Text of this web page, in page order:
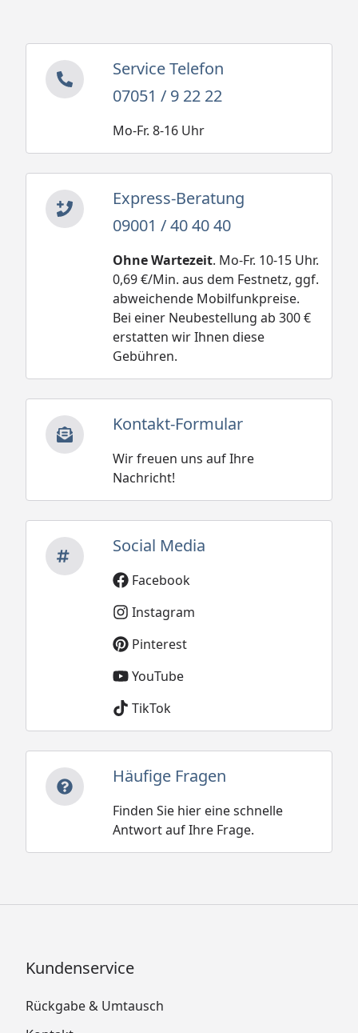
Service Telefon
07051 / 9 22 22
Mo-Fr. 8-16 Uhr
Express-Beratung
09001 / 40 40 40
Ohne Wartezeit. Mo-Fr. 10-15 Uhr.
0,69 €/Min. aus dem Festnetz, ggf.
abweichende Mobilfunkpreise.
Bei einer Neubestellung ab 300 €
erstatten wir Ihnen diese
Gebühren.
Kontakt-Formular
Wir freuen uns auf Ihre
Nachricht!
Social Media
Facebook
Instagram
Pinterest
YouTube
TikTok
Häufige Fragen
Finden Sie hier eine schnelle
Antwort auf Ihre Frage.
Kundenservice
Rückgabe & Umtausch